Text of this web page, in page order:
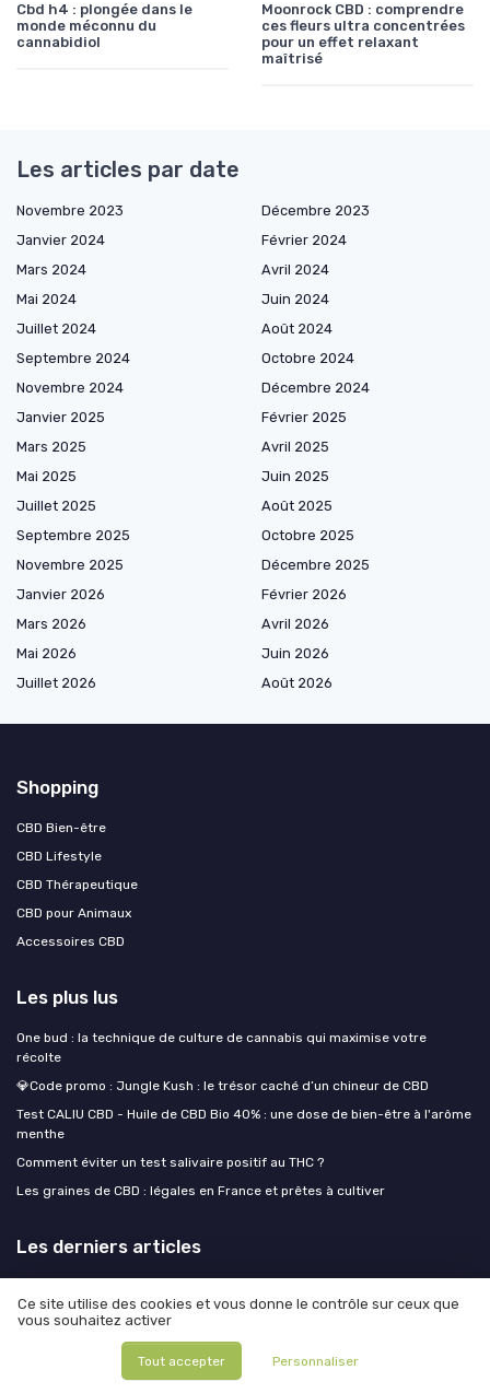
Cbd h4 : plongée dans le
monde méconnu du
cannabidiol
Moonrock CBD : comprendre
ces fleurs ultra concentrées
pour un effet relaxant
maîtrisé
Les articles par date
Novembre 2023
Décembre 2023
Janvier 2024
Février 2024
Mars 2024
Avril 2024
Mai 2024
Juin 2024
Juillet 2024
Août 2024
Septembre 2024
Octobre 2024
Novembre 2024
Décembre 2024
Janvier 2025
Février 2025
Mars 2025
Avril 2025
Mai 2025
Juin 2025
Juillet 2025
Août 2025
Septembre 2025
Octobre 2025
Novembre 2025
Décembre 2025
Janvier 2026
Février 2026
Mars 2026
Avril 2026
Mai 2026
Juin 2026
Juillet 2026
Août 2026
Shopping
CBD Bien-être
CBD Lifestyle
CBD Thérapeutique
CBD pour Animaux
Accessoires CBD
Les plus lus
One bud : la technique de culture de cannabis qui maximise votre
récolte
💎Code promo : Jungle Kush : le trésor caché d’un chineur de CBD
Test CALIU CBD - Huile de CBD Bio 40% : une dose de bien-être à l'arôme
menthe
Comment éviter un test salivaire positif au THC ?
Les graines de CBD : légales en France et prêtes à cultiver
Les derniers articles
résultats concrets
plan DGAL devant le Conseil d'État
Arrêter de fumer naturellement : nos astuces et le rôle de la cigarette
Ce site utilise des cookies et vous donne le contrôle sur ceux que
vous souhaitez activer
Tout accepter Personnaliser